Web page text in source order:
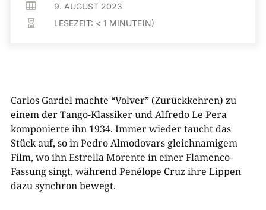
 9. AUGUST 2023
 LESEZEIT: < 1 MINUTE(N)
Carlos Gardel machte “Volver” (Zurückkehren) zu
einem der Tango-Klassiker und Alfredo Le Pera
komponierte ihn 1934. Immer wieder taucht das
Stück auf, so in Pedro Almodovars gleichnamigem
Film, wo ihn Estrella Morente in einer Flamenco-
Fassung singt, während Penélope Cruz ihre Lippen
dazu synchron bewegt.